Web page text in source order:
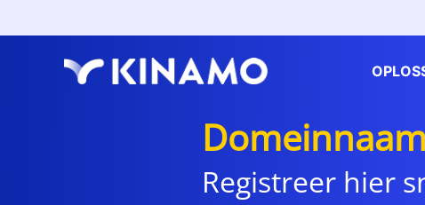
Registreer hier